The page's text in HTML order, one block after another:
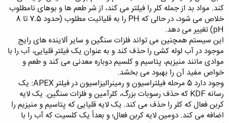
کند. مواد بد از جمله کلر را فیلتر می کند، از شر طعم ها و بوهای نامطلوب
خلاص می شود، در حالی که PH را به قلیائیت مطلوب (حدود 7.5 تا 8
pH) تغییر می دهد.
این سیستم همچنین می تواند فلزات سنگین و سایر آلاینده های رایج
موجود در آب لوله کشی را حذف کند و به عنوان یک فیلتر قلیایی، آب را با
موادی مانند منیزیم، پتاسیم و کلسیم دوباره معدنی می کند و طعم و
خواص مفید آن را بهبود می بخشد.
وجود دارد 5 مرحله فیلتراسیون و رمینرالیزاسیون در فیلتر APEX: یک
رسانه KDF که حذف رسوبات بزرگ، کلرآمین و فلزات سنگین. یک لایه
کربن فعال که کلر را حذف می کند. یک لایه قلیایی که پتاسیم و منیزیم را
اضافه می کند. دومین لایه کربن فعال؛ و بعداً یک کلسیت که آب را با